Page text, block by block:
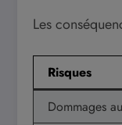
Les
Risques
Dommages